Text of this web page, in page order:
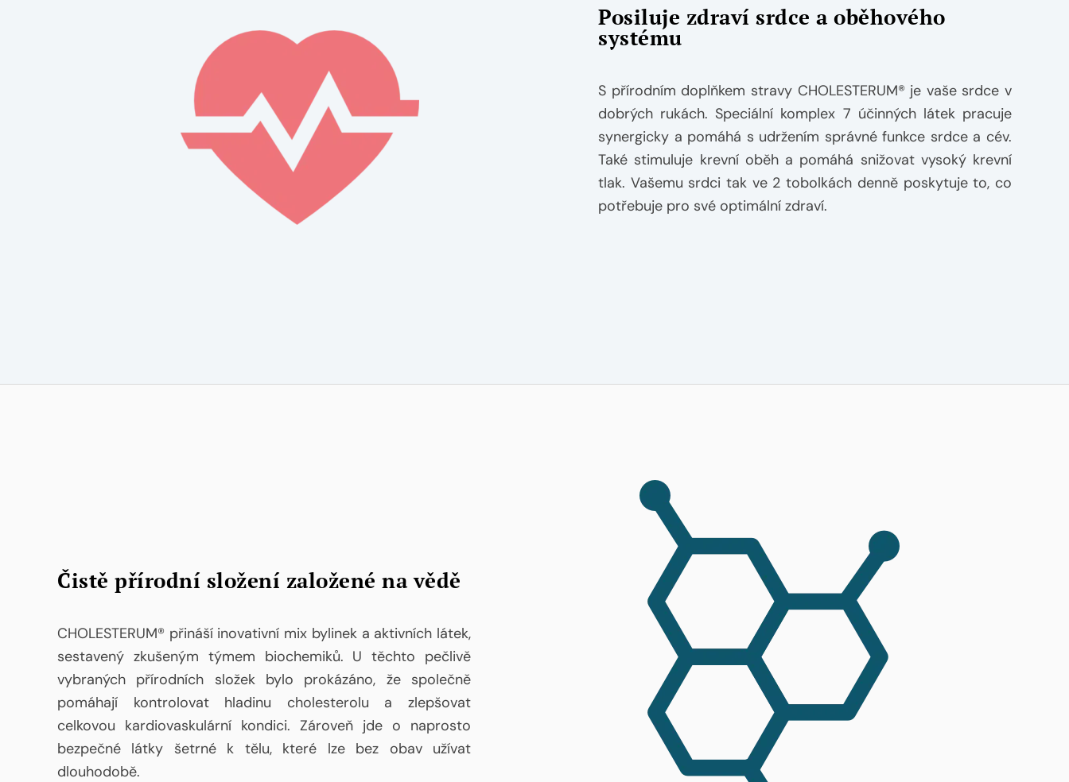
Posiluje zdraví srdce a oběhového
systému
S přírodním doplňkem stravy CHOLESTERUM® je vaše srdce v
dobrých rukách. Speciální komplex 7 účinných látek pracuje
synergicky a pomáhá s udržením správné funkce srdce a cév.
Také stimuluje krevní oběh a pomáhá snižovat vysoký krevní
tlak. Vašemu srdci tak ve 2 tobolkách denně poskytuje to, co
potřebuje pro své optimální zdraví.
Čistě přírodní složení založené na vědě
CHOLESTERUM® přináší inovativní mix bylinek a aktivních látek,
sestavený zkušeným týmem biochemiků. U těchto pečlivě
vybraných přírodních složek bylo prokázáno, že společně
pomáhají kontrolovat hladinu cholesterolu a zlepšovat
celkovou kardiovaskulární kondici. Zároveň jde o naprosto
bezpečné látky šetrné k tělu, které lze bez obav užívat
dlouhodobě.